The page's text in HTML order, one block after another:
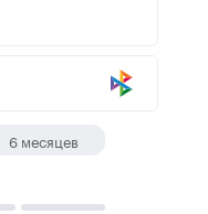
6 месяцев